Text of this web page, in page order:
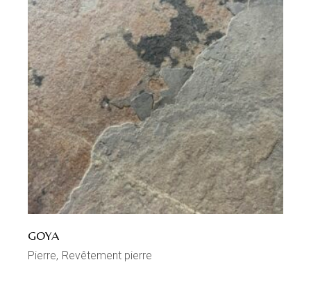
GOYA
Pierre Revêtement pierre